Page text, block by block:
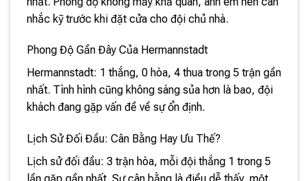
nhắc kỹ trước khi đặt cửa cho đội chủ nhà.
Phong Độ Gần Đây Của Hermannstadt
Hermannstadt: 1 thắng, 0 hòa, 4 thua trong 5 trận gần
nhất. Tình hình cũng không sáng sủa hơn là bao, đội
khách đang gặp vấn đề về sự ổn định.
Lịch Sử Đối Đầu: Cân Bằng Hay Ưu Thế?
Lịch sử đối đầu: 3 trận hòa, mỗi đội thắng 1 trong 5